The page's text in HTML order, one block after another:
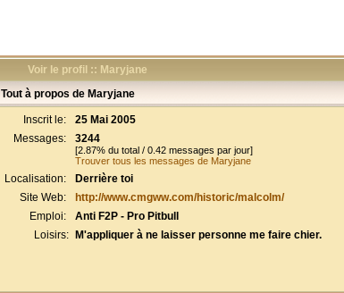
Voir le profil :: Maryjane
Tout à propos de Maryjane
Inscrit le:
25 Mai 2005
Messages:
3244
[2.87% du total / 0.42 messages par jour]
Trouver tous les messages de Maryjane
Localisation:
Derrière toi
Site Web:
http://www.cmgww.com/historic/malcolm/
Emploi:
Anti F2P - Pro Pitbull
Loisirs:
M'appliquer à ne laisser personne me faire chier.